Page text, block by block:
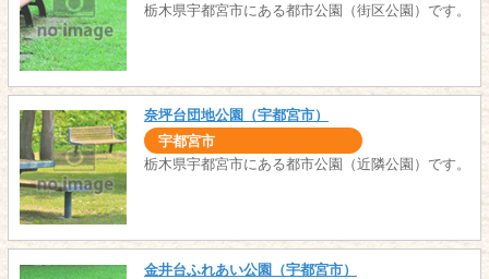
栃木県宇都宮市にある都市公園（街区公園）です。
奈坪台団地公園（宇都宮市）
宇都宮市
栃木県宇都宮市にある都市公園（近隣公園）です。
金井台ふれあい公園（宇都宮市）